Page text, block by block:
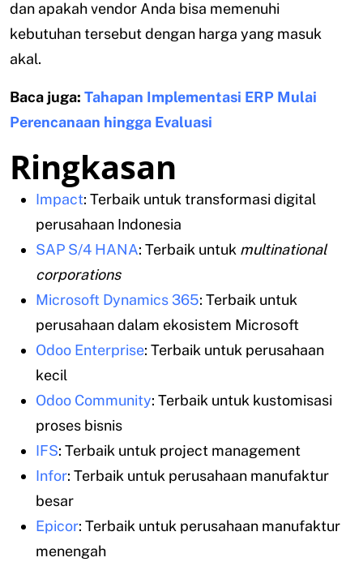
dan apakah vendor Anda bisa memenuhi
kebutuhan tersebut dengan harga yang masuk
akal.
Baca juga: Tahapan Implementasi ERP Mulai
Perencanaan hingga Evaluasi
Ringkasan
Impact: Terbaik untuk transformasi digital
perusahaan Indonesia
SAP S/4 HANA: Terbaik untuk multinational
corporations
Microsoft Dynamics 365: Terbaik untuk
perusahaan dalam ekosistem Microsoft
Odoo Enterprise: Terbaik untuk perusahaan
kecil
Odoo Community: Terbaik untuk kustomisasi
proses bisnis
IFS: Terbaik untuk project management
Infor: Terbaik untuk perusahaan manufaktur
besar
Epicor: Terbaik untuk perusahaan manufaktur
menengah